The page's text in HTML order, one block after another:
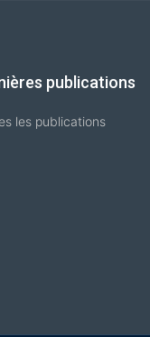
publications
les publications